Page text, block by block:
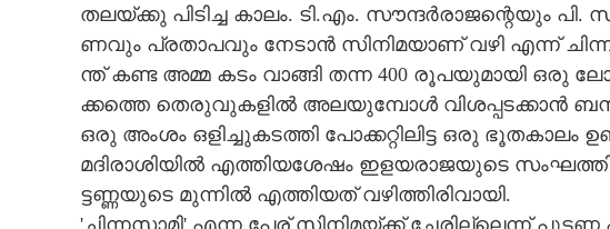
ത​ല​യ്ക്കു​ ​പി​ടി​ച്ച​ ​കാ​ലം.​ ​ടി.​എം.​ ​സൗ​ന്ദ​ർ​രാ​ജ​ന്റെ​യും​
ണ​വും​ ​പ്ര​താ​പ​വും​ ​നേ​ടാ​ൻ​ ​സി​നി​മ​യാ​ണ് ​വ​ഴി​ ​എ​ന്ന്
ന്ത് ​ക​ണ്ട​ ​അ​മ്മ​ ​ക​ടം​ ​വാ​ങ്ങി​ തന്ന 400​ ​രൂ​പ​യു​മാ​യി​ ​ഒ​രു​
ക്ക​ത്തെ​ ​തെ​രു​വു​ക​ളി​ൽ​ ​അ​ല​യു​മ്പോ​ൾ​ ​വി​ശ​പ്പ​ട​ക്കാ​ൻ​
ഒ​രു​ ​അം​ശം​ ​ഒ​ളി​ച്ചു​ക​ട​ത്തി​ ​പോ​ക്ക​റ്റി​ലി​ട്ട​ ​ഒ​രു​ ​ഭൂ​ത​കാ​ലം​
മ​ദി​രാ​ശി​യി​ൽ​ ​എ​ത്തി​യ​ശേ​ഷം​ ​ഇ​ള​യ​രാ​ജ​യു​ടെ​
ട്ട​ണ്ണ​യു​ടെ​ ​മു​ന്നി​ൽ​ ​എ​ത്തി​യ​ത് ​വ​ഴി​ത്തി​രി​വാ​യി.
'​ചി​ന്ന​സാമി​'​ ​എ​ന്ന​ ​പേ​ര് ​സി​നി​മ​യ്ക്ക് ​ചേ​രി​ല്ലെ​ന്ന്